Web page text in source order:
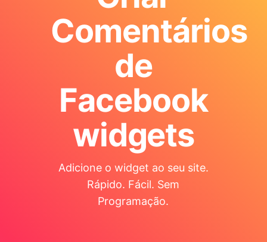
Comentários
de
Facebook
widgets
Adicione o widget ao seu site.
Rápido. Fácil. Sem
Programação.